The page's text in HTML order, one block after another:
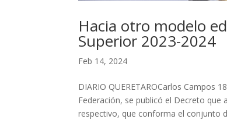
Hacia otro modelo
Superior 2023-2024
Feb 14, 2024
DIARIO QUERETAROCarlos Campos
Federación, se publicó el Decreto que
respectivo, que conforma el conjunto